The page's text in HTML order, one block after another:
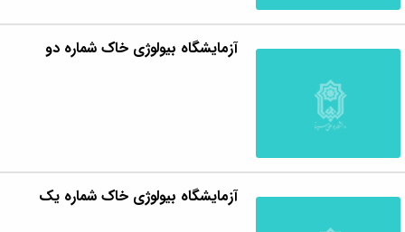
آزمایشگاه بیولوژی خاک شماره دو
آزمایشگاه بیولوژی خاک شماره یک